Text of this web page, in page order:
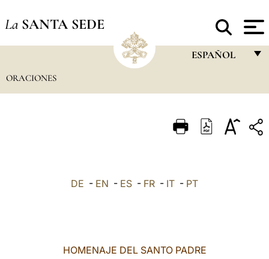
La SANTA SEDE
ESPAÑOL
ITALIANO
ORACIONES
DE - EN - ES - FR - IT - PT
HOMENAJE DEL SANTO PADRE